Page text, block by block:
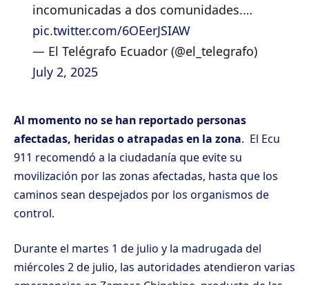
incomunicadas a dos comunidades.…
pic.twitter.com/6OEerJSIAW
— El Telégrafo Ecuador (@el_telegrafo)
July 2, 2025
Al momento no se han reportado personas
afectadas, heridas o atrapadas en la zona. El Ecu
911 recomendó a la ciudadanía que evite su
movilización por las zonas afectadas, hasta que los
caminos sean despejados por los organismos de
control.
Durante el martes 1 de julio y la madrugada del
miércoles 2 de julio, las autoridades atendieron varias